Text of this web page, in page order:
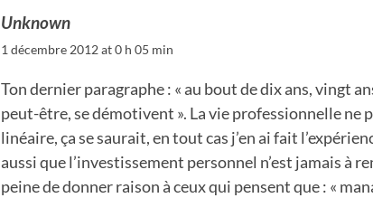
Unknown
1 décembre 2012 at 0 h 05 min
Ton dernier paragraphe : « au bout de dix ans, vingt
peut-être, se démotivent ». La vie professionnelle ne
linéaire, ça se saurait, en tout cas j’en ai fait
aussi que l’investissement personnel n’est jamais à
peine de donner raison à ceux qui pensent que : «